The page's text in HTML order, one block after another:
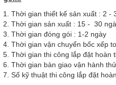
Thời gian thiết kế sản xuất : 2 -
Thời gian sản xuất : 15 - 30
Thời gian đóng gói : 1-2 ngày
Thời gian vận chuyển bốc xếp
Thời gian thi công lắp đặt hoàn
Thời gian bàn giao vận hành
Số kỹ thuật thi công lắp đặt